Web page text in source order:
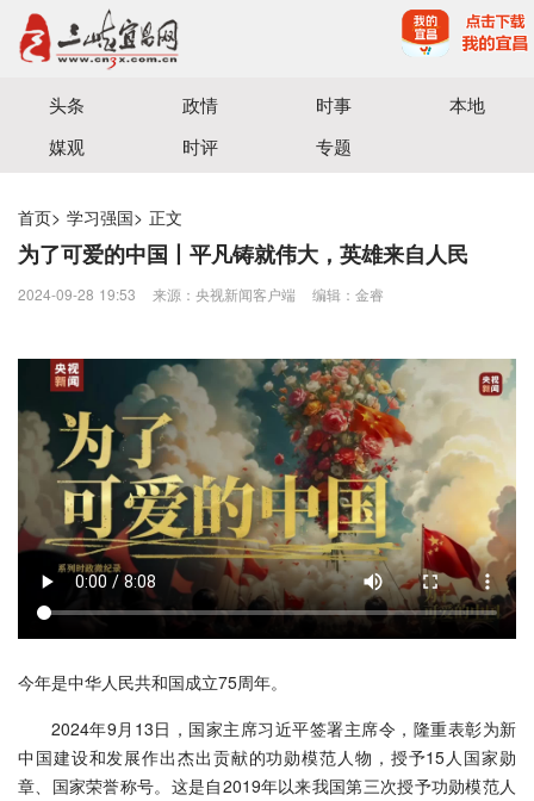
宜昌三峡融媒体中心主办
头条 政情 时事
本地
媒观
时评 专题
首页> 学习强国> 正文
为了可爱的中国丨平凡铸就伟大，英雄来自人民
2024-09-28 19:53 来源：央视新闻客户端 编辑：金睿
今年是中华人民共和国成立75周年。
2024年9月13日，国家主席习近平签署主席令，隆重表彰为新
中国建设和发展作出杰出贡献的功勋模范人物，授予15人国家勋
章、国家荣誉称号。这是自2019年以来我国第三次授予功勋模范人